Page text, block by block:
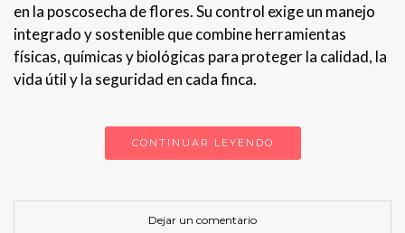
en la poscosecha de flores. Su control exige un manejo
integrado y sostenible que combine herramientas
físicas, químicas y biológicas para proteger la calidad, la
vida útil y la seguridad en cada finca.
CONTINUAR LEYENDO
Dejar un comentario